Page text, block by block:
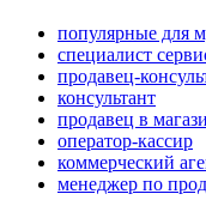
популярные для
специалист
продавец-
консультант
продавец в
оператор-кассир
коммерческий
менеджер по